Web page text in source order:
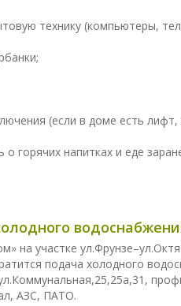
технику (компьютеры,
(если в доме есть
горячих напитках и еде
на участке
подача холодного
АЗС, ПАТО.